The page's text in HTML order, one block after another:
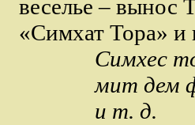
веселье – вынос
«Симхат Тора» и
Симхес
мит дем
и т. д.